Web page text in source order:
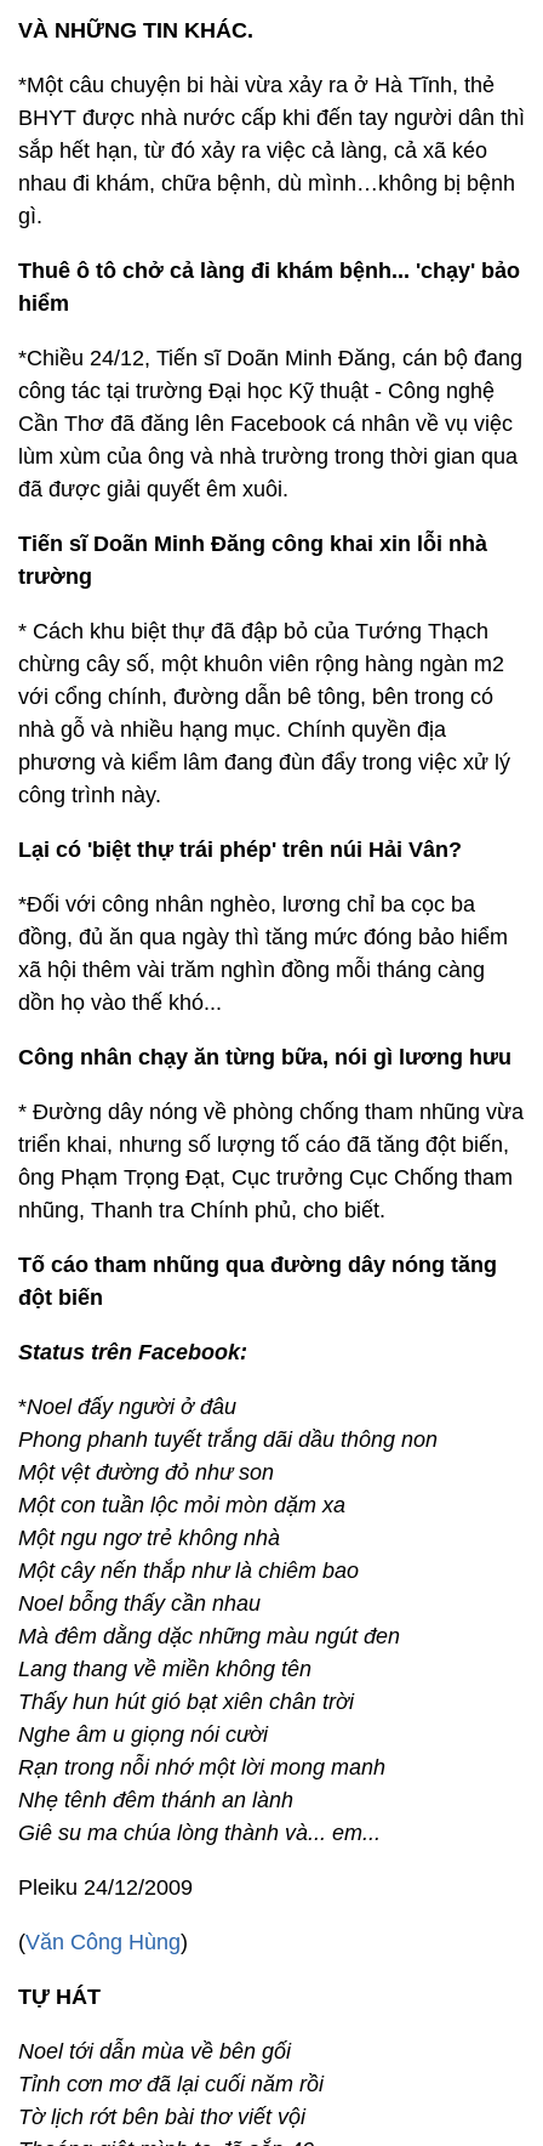
VÀ NHỮNG TIN KHÁC.
*Một câu chuyện bi hài vừa xảy ra ở Hà Tĩnh, thẻ
BHYT được nhà nước cấp khi đến tay người dân thì
sắp hết hạn, từ đó xảy ra việc cả làng, cả xã kéo
nhau đi khám, chữa bệnh, dù mình…không bị bệnh
gì.
Thuê ô tô chở cả làng đi khám bệnh... 'chạy' bảo
hiểm
*Chiều 24/12, Tiến sĩ Doãn Minh Đăng, cán bộ đang
công tác tại trường Đại học Kỹ thuật - Công nghệ
Cần Thơ đã đăng lên Facebook cá nhân về vụ việc
lùm xùm của ông và nhà trường trong thời gian qua
đã được giải quyết êm xuôi.
Tiến sĩ Doãn Minh Đăng công khai xin lỗi nhà
trường
* Cách khu biệt thự đã đập bỏ của Tướng Thạch
chừng cây số, một khuôn viên rộng hàng ngàn m2
với cổng chính, đường dẫn bê tông, bên trong có
nhà gỗ và nhiều hạng mục. Chính quyền địa
phương và kiểm lâm đang đùn đẩy trong việc xử lý
công trình này.
Lại có 'biệt thự trái phép' trên núi Hải Vân?
*Đối với công nhân nghèo, lương chỉ ba cọc ba
đồng, đủ ăn qua ngày thì tăng mức đóng bảo hiểm
xã hội thêm vài trăm nghìn đồng mỗi tháng càng
dồn họ vào thế khó...
Công nhân chạy ăn từng bữa, nói gì lương hưu
* Đường dây nóng về phòng chống tham nhũng vừa
triển khai, nhưng số lượng tố cáo đã tăng đột biến,
ông Phạm Trọng Đạt, Cục trưởng Cục Chống tham
nhũng, Thanh tra Chính phủ, cho biết.
Tố cáo tham nhũng qua đường dây nóng tăng
đột biến
Status trên Facebook:
*Noel đấy người ở đâu
Phong phanh tuyết trắng dãi dầu thông non
Một vệt đường đỏ như son
Một con tuần lộc mỏi mòn dặm xa
Một ngu ngơ trẻ không nhà
Một cây nến thắp như là chiêm bao
Noel bỗng thấy cần nhau
Mà đêm dằng dặc những màu ngút đen
Lang thang về miền không tên
Thấy hun hút gió bạt xiên chân trời
Nghe âm u giọng nói cười
Rạn trong nỗi nhớ một lời mong manh
Nhẹ tênh đêm thánh an lành
Giê su ma chúa lòng thành và... em...
Pleiku 24/12/2009
(Văn Công Hùng)
TỰ HÁT
Noel tới dẫn mùa về bên gối
Tỉnh cơn mơ đã lại cuối năm rồi
Tờ lịch rớt bên bài thơ viết vội